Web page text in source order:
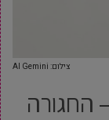
צילום: AI Gemini
החגורה